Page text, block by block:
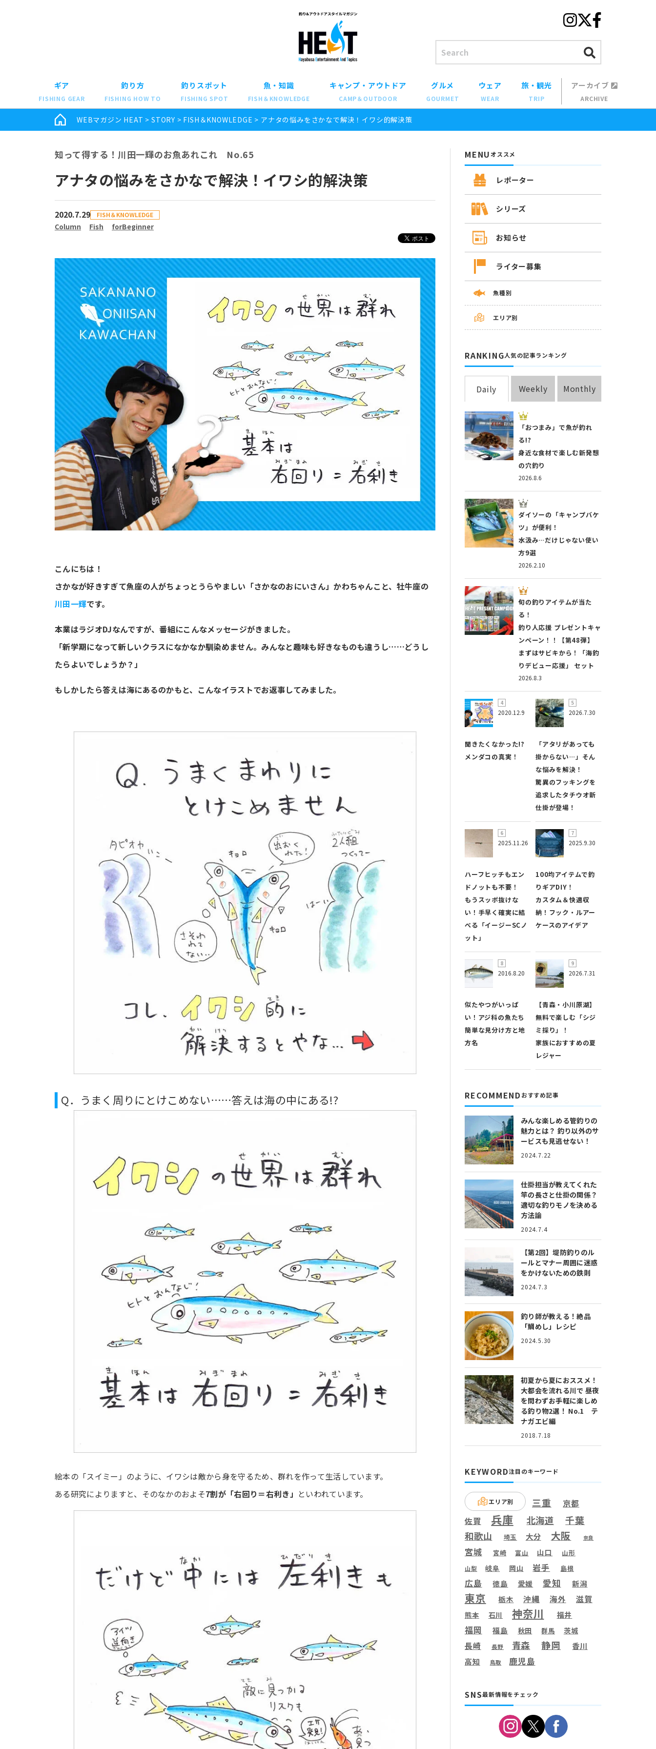
ギア
FISHING GEAR
釣り方
FISHING HOW TO
釣りスポット
FISHING SPOT
魚・知識
FISH＆KNOWLEDGE
キャンプ・アウトドア
CAMP＆OUTDOOR
グルメ
GOURMET
ウェア
WEAR
旅・観光
TRIP
アーカイブ
ARCHIVE
WEBマガジン HEAT >STORY > FISH＆KNOWLEDGE > アナタの悩みをさかなで解決！イワシ的解決策
知って得する！川田一輝のお魚あれこれ No.65
アナタの悩みをさかなで解決！イワシ的解決策
2020.7.29 FISH＆KNOWLEDGE
Column Fish forBeginner
こんにちは！
さかなが好きすぎて魚座の人がちょっとうらやましい「さかなのおにいさん」かわちゃんこと、牡牛座の
川田一輝です。
本業はラジオDJなんですが、番組にこんなメッセージがきました。
「新学期になって新しいクラスになかなか馴染めません。みんなと趣味も好きなものも違うし……どうし
たらよいでしょうか？」
もしかしたら答えは海にあるのかもと、こんなイラストでお返事してみました。
Q．うまく周りにとけこめない……答えは海の中にある!?
絵本の「スイミー」のように、イワシは敵から身を守るため、群れを作って生活しています。
ある研究によりますと、そのなかのおよそ7割が「右回り＝右利き」 といわれています。
MENUオススメ
レポーター
シリーズ
お知らせ
ライター募集
魚種別
エリア別
RANKING人気の記事ランキング
Daily Weekly Monthly
2026.8.6
「おつまみ」で魚が釣れ
る!?
身近な食材で楽しむ新発想
の穴釣り
2026.2.10
ダイソーの「キャンプバケ
ツ」が便利！
水汲み…だけじゃない使い
方9選
2026.8.3
旬の釣りアイテムが当た
る！
釣り人応援 プレゼントキャ
ンペーン！！【第48弾】
まずはサビキから！「海釣
りデビュー応援」 セット
2020.12.9
聞きたくなかった!?
メンダコの真実！
2026.7.30
「アタリがあっても
掛からない…」そん
な悩みを解決！
驚異のフッキングを
追求したタチウオ新
仕掛が登場！
2025.11.26
ハーフヒッチもエン
ドノットも不要！
もうスッポ抜けな
い！手早く確実に結
べる「イージーSCノ
ット」
2025.9.30
100均アイテムで釣
りギアDIY！
カスタム＆快適収
納！フック・ルアー
ケースのアイデア
2016.8.20
似たやつがいっぱ
い！アジ科の魚たち
簡単な見分け方と地
方名
2026.7.31
【青森・小川原湖】
無料で楽しむ「シジ
ミ採り」！
家族におすすめの夏
レジャー
RECOMMEND おすすめ記事
みんな楽しめる管釣りの
魅力とは？ 釣り以外のサ
ービスも見逃せない！
2024.7.22
仕掛担当が教えてくれた
竿の長さと仕掛の関係？
適切な釣りモノを決める
方法論
2024.7.4
【第2回】堤防釣りのル
ールとマナー周囲に迷惑
をかけないための鉄則
2024.7.3
釣り師が教える！絶品
「鯛めし」レシピ
2024.5.30
初夏から夏におススメ！
大都会を流れる川で 昼夜
を問わずお手軽に楽しめ
る釣り物2選！ No.1 テ
ナガエビ編
2018.7.18
KEYWORD注目のキーワード
エリア別 三重 京都
佐賀 兵庫 北海道 千葉
和歌山 埼玉 大分 大阪 奈良
宮城 宮崎 富山 山口 山形
山梨 岐阜 岡山 岩手 島根
広島 徳島 愛媛 愛知 新潟
東京 栃木 沖縄 海外 滋賀
熊本 石川 神奈川 福井
福岡 福島 秋田 群馬 茨城
長崎 長野 青森 静岡 香川
高知 鳥取 鹿児島
SNS最新情報をチェック